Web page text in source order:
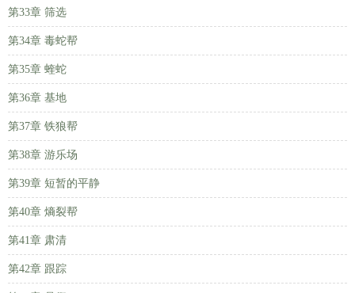
第33章 筛选
第34章 毒蛇帮
第35章 蝰蛇
第36章 基地
第37章 铁狼帮
第38章 游乐场
第39章 短暂的平静
第40章 熵裂帮
第41章 肃清
第42章 跟踪